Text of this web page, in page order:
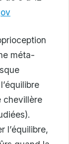
méta-
chevillère
l’équilibre,